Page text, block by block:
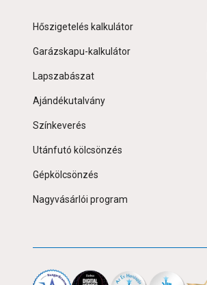
Hőszigetelés kalkulátor
Garázskapu-kalkulátor
Lapszabászat
Ajándékutalvány
Színkeverés
Utánfutó kölcsönzés
Gépkölcsönzés
Nagyvásárlói program